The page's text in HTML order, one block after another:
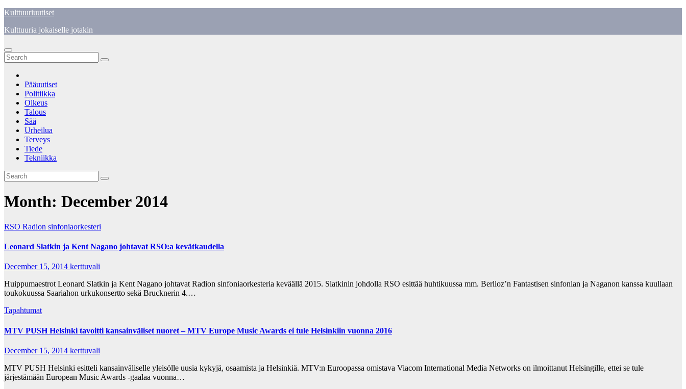
Skip
content
Kulttuuriuutiset
Kulttuuria jokaiselle jotakin
Pääuutiset
Politiikka
Oikeus
Talous
Sää
Urheilua
Terveys
Tiede
Tekniikka
Month: December 2014
RSO Radion sinfoniaorkesteri
Leonard Slatkin ja Kent Nagano johtavat RSO:a kevätkaudella
December 15, 2014 kerttuvali
Huippumaestrot Leonard Slatkin ja Kent Nagano johtavat Radion sinfoniaorkesteria keväällä 2015. Slatkinin johdolla RSO esittää huhtikuussa mm. Berlioz’n Fantastisen sinfonian ja Naganon kanssa kuullaan
toukokuussa Saariahon urkukonsertto sekä Brucknerin 4.…
Tapahtumat
MTV PUSH Helsinki tavoitti kansainväliset nuoret – MTV Europe Music Awards ei tule Helsinkiin vuonna 2016
December 15, 2014 kerttuvali
MTV PUSH Helsinki esitteli kansainväliselle yleisölle uusia kykyjä, osaamista ja Helsinkiä. MTV:n Euroopassa omistava Viacom International Media Networks on ilmoittanut Helsingille, ettei se tule
järjestämään European Music Awards -gaalaa vuonna…